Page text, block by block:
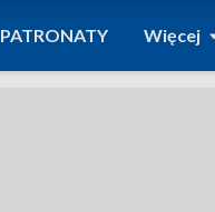
PATRONATY Więcej